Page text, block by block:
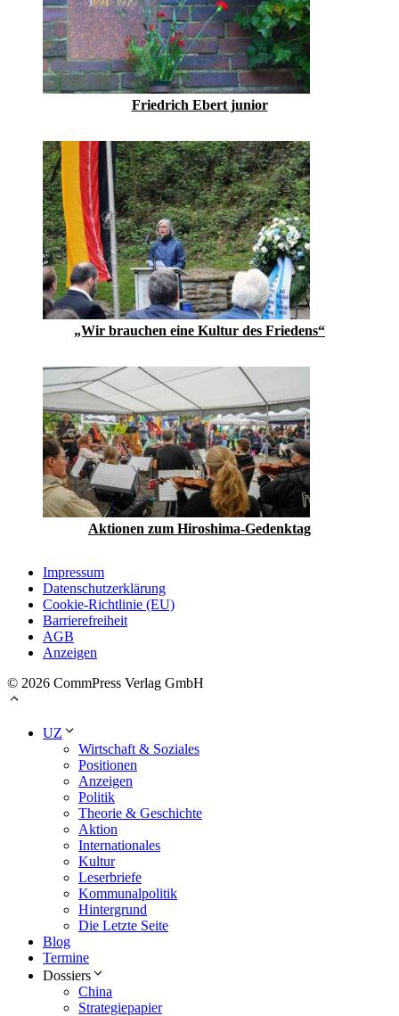
Friedrich Ebert junior
„Wir brauchen eine Kultur des Friedens“
Aktionen zum Hiroshima-Gedenktag
Impressum
Datenschutzerklärung
Cookie-Richtlinie (EU)
Barrierefreiheit
AGB
Anzeigen
© 2026 CommPress Verlag GmbH
UZ
Wirtschaft & Soziales
Positionen
Anzeigen
Politik
Theorie & Geschichte
Aktion
Internationales
Kultur
Leserbriefe
Kommunalpolitik
Hintergrund
Die Letzte Seite
Blog
Termine
Dossiers
China
Strategiepapier